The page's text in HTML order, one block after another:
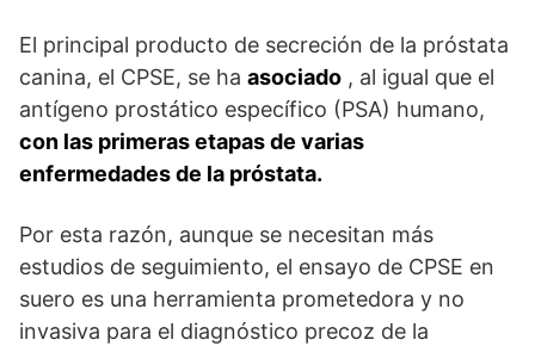
El principal producto de secreción de la próstata
canina, el CPSE, se ha asociado , al igual que el
antígeno prostático específico (PSA) humano,
con las primeras etapas de varias
enfermedades de la próstata.
Por esta razón, aunque se necesitan más
estudios de seguimiento, el ensayo de CPSE en
suero es una herramienta prometedora y no
invasiva para el diagnóstico precoz de la